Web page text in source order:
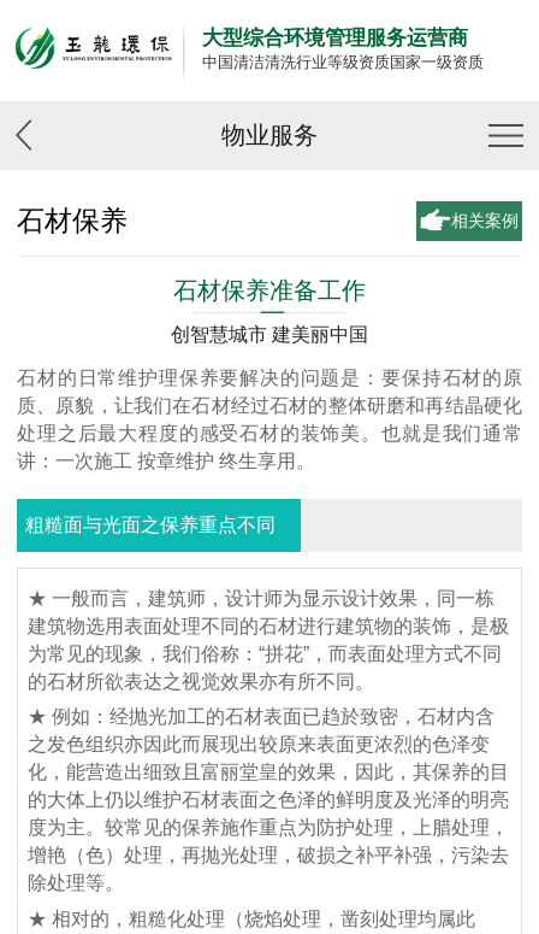
大型综合环境管理服务运营商
中国清洁清洗行业等级资质国家一级资质
物业服务
石材保养 相关案例
石材保养准备工作
创智慧城市 建美丽中国
石材的日常维护理保养要解决的问题是：要保持石材的原
质、原貌，让我们在石材经过石材的整体研磨和再结晶硬化
处理之后最大程度的感受石材的装饰美。也就是我们通常
讲：一次施工 按章维护 终生享用。
粗糙面与光面之保养重点不同
★ 一般而言，建筑师，设计师为显示设计效果，同一栋
建筑物选用表面处理不同的石材进行建筑物的装饰，是极
为常见的现象，我们俗称：“拼花”，而表面处理方式不同
的石材所欲表达之视觉效果亦有所不同。
★ 例如：经抛光加工的石材表面已趋於致密，石材内含
之发色组织亦因此而展现出较原来表面更浓烈的色泽变
化，能营造出细致且富丽堂皇的效果，因此，其保养的目
的大体上仍以维护石材表面之色泽的鲜明度及光泽的明亮
度为主。较常见的保养施作重点为防护处理，上腊处理，
增艳（色）处理，再抛光处理，破损之补平补强，污染去
除处理等。
★ 相对的，粗糙化处理（烧焰处理，凿刻处理均属此